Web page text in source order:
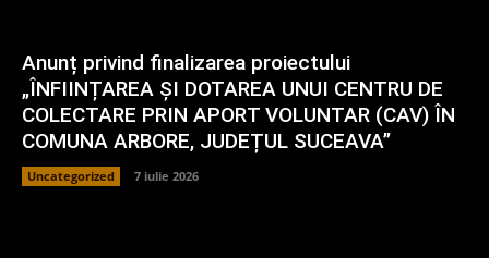
Anunț privind finalizarea proiectului
„ÎNFIINȚAREA ȘI DOTAREA UNUI CENTRU DE
COLECTARE PRIN APORT VOLUNTAR (CAV) ÎN
COMUNA ARBORE, JUDEȚUL SUCEAVA”
Uncategorized 7 iulie 2026